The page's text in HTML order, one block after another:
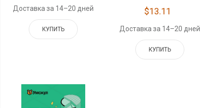
Доставка за 14–20 дней
КУПИТЬ
$13.11
Доставка за 14–20 дней
КУПИТЬ